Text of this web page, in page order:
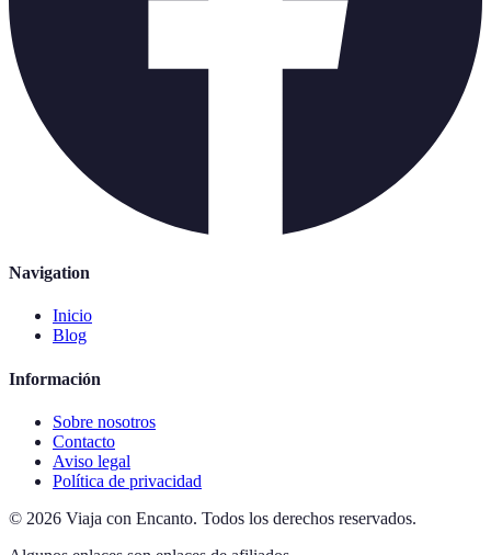
Navigation
Inicio
Blog
Información
Sobre nosotros
Contacto
Aviso legal
Política de privacidad
© 2026 Viaja con Encanto. Todos los derechos reservados.